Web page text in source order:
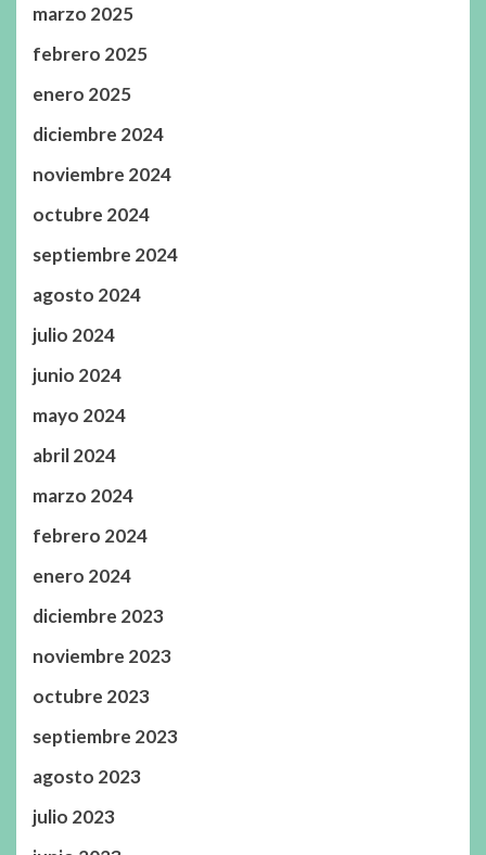
marzo 2025
febrero 2025
enero 2025
diciembre 2024
noviembre 2024
octubre 2024
septiembre 2024
agosto 2024
julio 2024
junio 2024
mayo 2024
abril 2024
marzo 2024
febrero 2024
enero 2024
diciembre 2023
noviembre 2023
octubre 2023
septiembre 2023
agosto 2023
julio 2023